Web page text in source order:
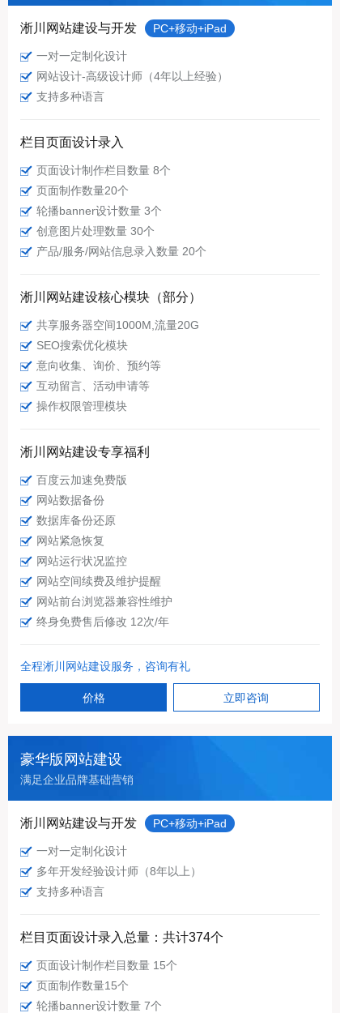
淅川网站建设与开发 PC+移动+iPad
一对一定制化设计
网站设计-高级设计师（4年以上经验）
支持多种语言
栏目页面设计录入
页面设计制作栏目数量 8个
页面制作数量20个
轮播banner设计数量 3个
创意图片处理数量 30个
产品/服务/网站信息录入数量 20个
淅川网站建设核心模块（部分）
共享服务器空间1000M,流量20G
SEO搜索优化模块
意向收集、询价、预约等
互动留言、活动申请等
操作权限管理模块
淅川网站建设专享福利
百度云加速免费版
网站数据备份
数据库备份还原
网站紧急恢复
网站运行状况监控
网站空间续费及维护提醒
网站前台浏览器兼容性维护
终身免费售后修改 12次/年
全程淅川网站建设服务，咨询有礼
价格 立即咨询
豪华版网站建设
满足企业品牌基础营销
淅川网站建设与开发 PC+移动+iPad
一对一定制化设计
多年开发经验设计师（8年以上）
支持多种语言
栏目页面设计录入总量：共计374个
页面设计制作栏目数量 15个
页面制作数量15个
轮播banner设计数量 7个